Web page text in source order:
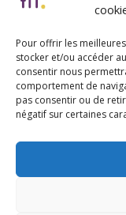
Pour offrir les
stocker et/ou accéder
consentir nous
comportement de
pas consentir ou de
négatif sur certaines
Nous
Qui sommes-
L’association
Politique de